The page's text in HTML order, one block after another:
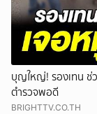
บุญใหญ่! รองเทน ช่
ตำรวจพอดี
BRIGHTTV.CO.TH